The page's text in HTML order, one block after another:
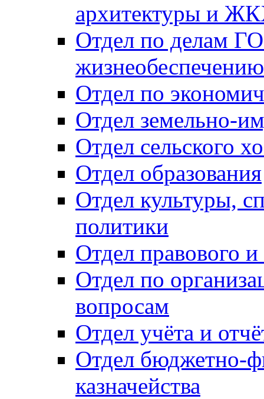
архитектуры и
Отдел по делам
Отдел по
Отдел земельно-
Отдел сельского
Отдел образования
Отдел культуры,
политики
Отдел правового
Отдел по
вопросам
Отдел учёта и
Отдел бюджетно-
казначейства